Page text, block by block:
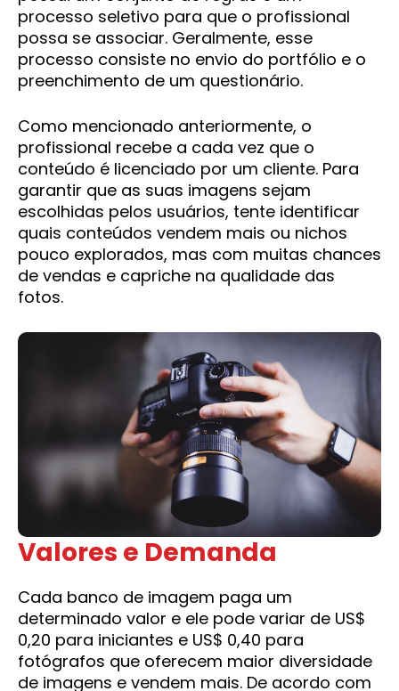
processo seletivo para que o profissional
possa se associar. Geralmente, esse
processo consiste no envio do portfólio e o
preenchimento de um questionário.
Como mencionado anteriormente, o
profissional recebe a cada vez que o
conteúdo é licenciado por um cliente. Para
garantir que as suas imagens sejam
escolhidas pelos usuários, tente identificar
quais conteúdos vendem mais ou nichos
pouco explorados, mas com muitas chances
de vendas e capriche na qualidade das
fotos.
Valores e Demanda
Cada banco de imagem paga um
determinado valor e ele pode variar de US$
0,20 para iniciantes e US$ 0,40 para
fotógrafos que oferecem maior diversidade
de imagens e vendem mais. De acordo com